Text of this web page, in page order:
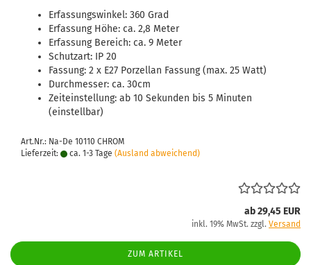
Erfassungswinkel: 360 Grad
Erfassung Höhe: ca. 2,8 Meter
Erfassung Bereich: ca. 9 Meter
Schutzart: IP 20
Fassung: 2 x E27 Porzellan Fassung (max. 25 Watt)
Durchmesser: ca. 30cm
Zeiteinstellung: ab 10 Sekunden bis 5 Minuten
(einstellbar)
Art.Nr.: Na-De 10110 CHROM
Lieferzeit:
ca. 1-3 Tage (Ausland abweichend)
ab 29,45 EUR
inkl. 19% MwSt. zzgl. Versand
ZUM ARTIKEL